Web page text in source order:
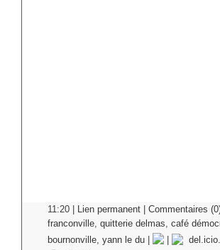
11:20 | Lien permanent Commentaires
franconville, quitterie delmas, café
bournonville, yann le du